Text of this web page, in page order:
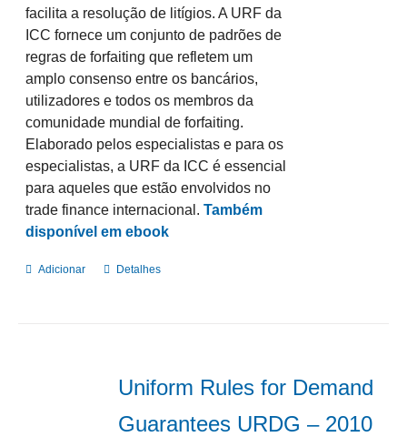
facilita a resolução de litígios. A URF da
ICC fornece um conjunto de padrões de
regras de forfaiting que refletem um
amplo consenso entre os bancários,
utilizadores e todos os membros da
comunidade mundial de forfaiting.
Elaborado pelos especialistas e para os
especialistas, a URF da ICC é essencial
para aqueles que estão envolvidos no
trade finance internacional.Também
disponível em ebook
Adicionar Detalhes
Uniform Rules for Demand
Guarantees URDG – 2010